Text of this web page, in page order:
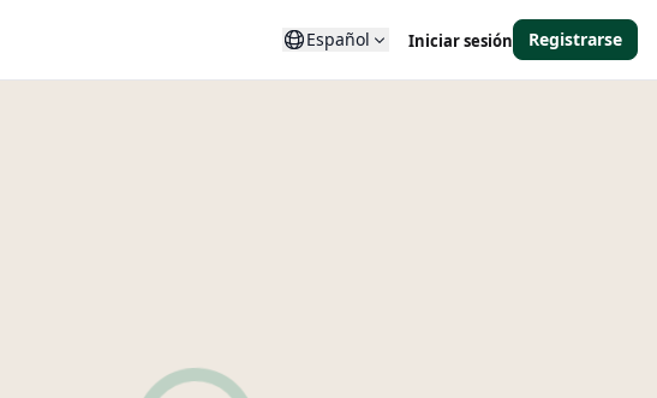
Español Iniciar sesión Registrarse